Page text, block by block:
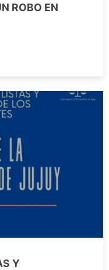
ROBO EN
Y